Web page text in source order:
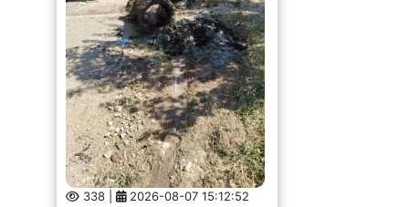
338 | 2026-08-07 15:12:52